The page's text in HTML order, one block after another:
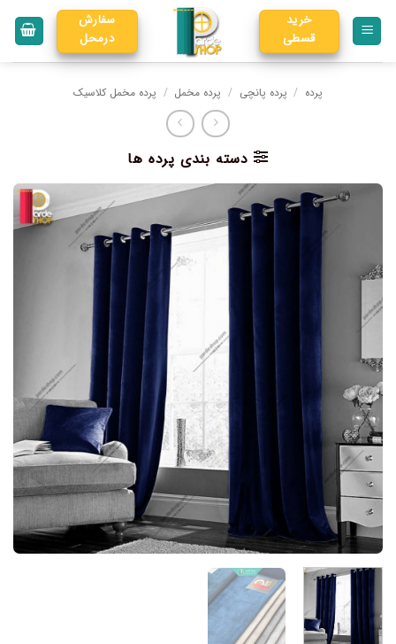
خرید
قسطی
سفارش
درمحل
پرده / پرده پانچی / پرده مخمل / پرده مخمل کلاسیک
دسته بندی پرده ها